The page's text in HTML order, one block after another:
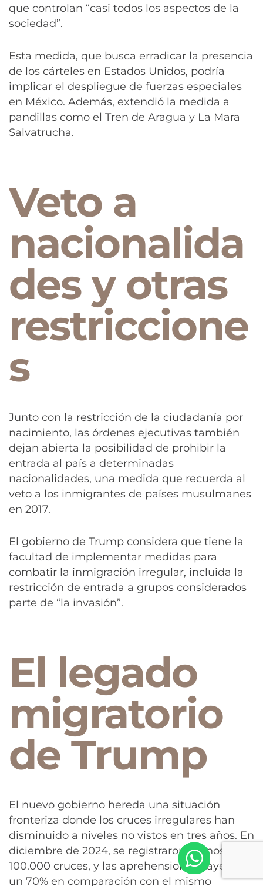
que controlan “casi todos los aspectos de la
sociedad”.
Esta medida, que busca erradicar la presencia
de los cárteles en Estados Unidos, podría
implicar el despliegue de fuerzas especiales
en México. Además, extendió la medida a
pandillas como el Tren de Aragua y La Mara
Salvatrucha.
Veto a
nacionalida
des y otras
restriccione
s
Junto con la restricción de la ciudadanía por
nacimiento, las órdenes ejecutivas también
dejan abierta la posibilidad de prohibir la
entrada al país a determinadas
nacionalidades, una medida que recuerda al
veto a los inmigrantes de países musulmanes
en 2017.
El gobierno de Trump considera que tiene la
facultad de implementar medidas para
combatir la inmigración irregular, incluida la
restricción de entrada a grupos considerados
parte de “la invasión”.
El legado
migratorio
de Trump
El nuevo gobierno hereda una situación
fronteriza donde los cruces irregulares han
disminuido a niveles no vistos en tres años. En
diciembre de 2024, se registraron menos de
100.000 cruces, y las aprehensiones cayeron
un 70% en comparación con el mismo